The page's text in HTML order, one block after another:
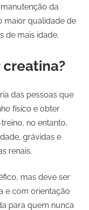
da
maior qualidade de
de mais idade.
das pessoas que
físico e obter
no entanto,
grávidas e
renais.
mas deve ser
e com orientação
para quem nunca